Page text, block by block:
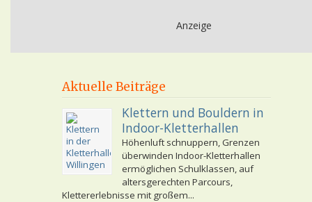
Anzeige
Aktuelle Beiträge
Klettern und Bouldern in
Indoor-Kletterhallen
Höhenluft schnuppern, Grenzen
überwinden Indoor-Kletterhallen
ermöglichen Schulklassen, auf
altersgerechten Parcours,
Klettererlebnisse mit großem...